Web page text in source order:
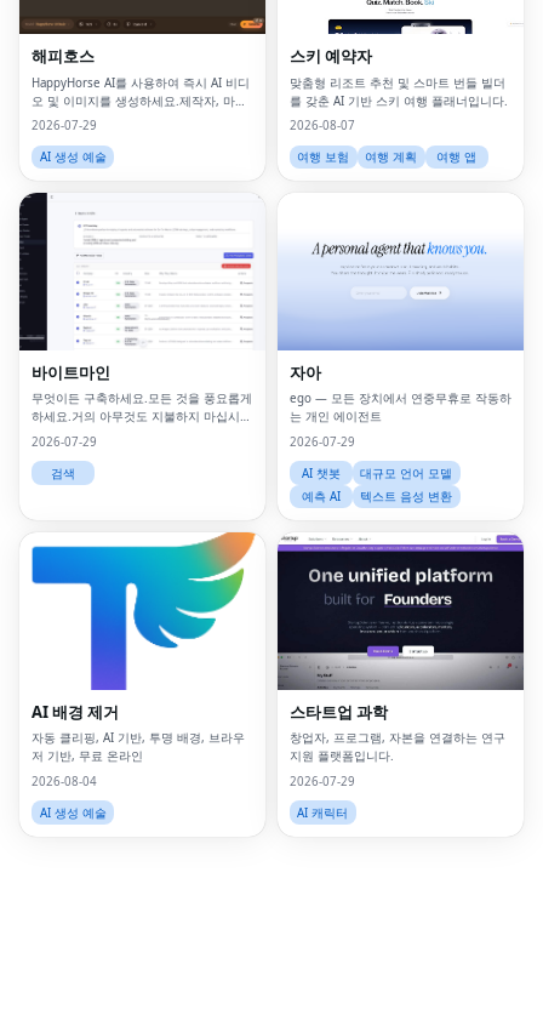
해피호스
HappyHorse AI를 사용하여 즉시 AI 비디
오 및 이미지를 생성하세요.제작자, 마케
팅 담당자, 기업을 위한 강력한 텍스트-비
2026-07-29
AI 생성 예술
스키 예약자
맞춤형 리조트 추천 및 스마트 번들 빌더
를 갖춘 AI 기반 스키 여행 플래너입니다.
2026-08-07
여행 보험
여행 계획 여행 앱
바이트마인
무엇이든 구축하세요.모든 것을 풍요롭게
하세요.거의 아무것도 지불하지 마십시
오.
2026-07-29
검색
자아
ego — 모든 장치에서 연중무휴로 작동하
는 개인 에이전트
2026-07-29
AI 챗봇
대규모 언어 모델
예측 AI
텍스트 음성 변환
AI 배경 제거
자동 클리핑, AI 기반, 투명 배경, 브라우
저 기반, 무료 온라인
2026-08-04
AI 생성 예술
스타트업 과학
창업자, 프로그램, 자본을 연결하는 연구
지원 플랫폼입니다.
2026-07-29
AI 캐릭터